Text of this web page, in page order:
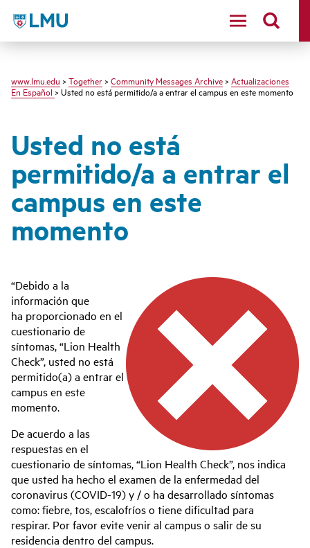
LMU - Loyola Marymount University logo
www.lmu.edu > Together > Community Messages Archive > Actualizaciones
En Español> Usted no está permitido/a a entrar el campus en este momento
Usted no está
permitido/a a entrar el
campus en este
momento
“Debido a la
información que
ha proporcionado en el
cuestionario de
síntomas, “Lion Health
Check”, usted no está
permitido(a) a entrar el
campus en este
momento.
De acuerdo a las
respuestas en el
cuestionario de síntomas, “Lion Health Check”, nos indica
que usted ha hecho el examen de la enfermedad del
coronavirus (COVID-19) y / o ha desarrollado síntomas
como: fiebre, tos, escalofríos o tiene dificultad para
respirar. Por favor evite venir al campus o salir de su
residencia dentro del campus.